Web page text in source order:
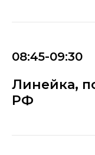
08:45-09:30
Линейка,
РФ